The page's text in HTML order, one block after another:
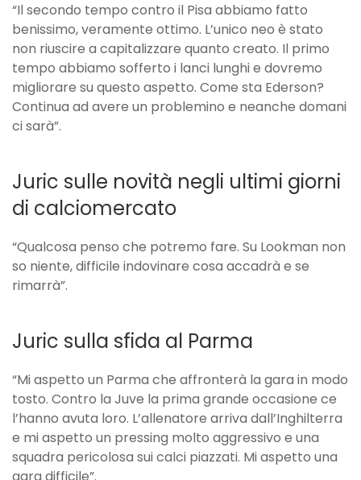
“Il secondo tempo contro il Pisa abbiamo fatto
benissimo, veramente ottimo. L’unico neo è stato
non riuscire a capitalizzare quanto creato. Il primo
tempo abbiamo sofferto i lanci lunghi e dovremo
migliorare su questo aspetto. Come sta Ederson?
Continua ad avere un problemino e neanche domani
ci sarà”.
Juric sulle novità negli ultimi giorni
di calciomercato
“Qualcosa penso che potremo fare. Su Lookman non
so niente, difficile indovinare cosa accadrà e se
rimarrà”.
Juric sulla sfida al Parma
“Mi aspetto un Parma che affronterà la gara in modo
tosto. Contro la Juve la prima grande occasione ce
l’hanno avuta loro. L’allenatore arriva dall’Inghilterra
e mi aspetto un pressing molto aggressivo e una
squadra pericolosa sui calci piazzati. Mi aspetto una